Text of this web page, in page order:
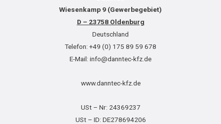
Wiesenkamp 9 (Gewerbegebiet)
D – 23758 Oldenburg
Deutschland
Telefon: +49 (0) 175 89 59 678
E-Mail: info@danntec-kfz.de
www.danntec-kfz.de
USt – Nr: 24369237
USt – ID: DE278694206